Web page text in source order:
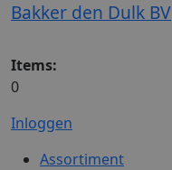
Bakker den Dulk BV
Items:
0
Inloggen
Assortiment